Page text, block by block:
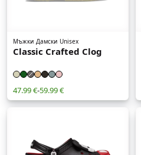
Мъжки Дамски Unisex
Classic Crafted Clog
47.99 €-59.99 €